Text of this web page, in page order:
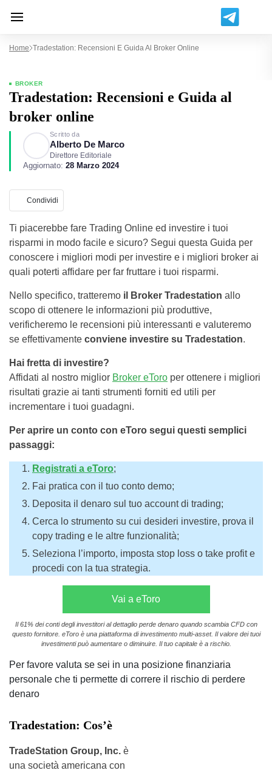
Home Tradestation: Recensioni E Guida Al Broker Online
BROKER
Tradestation: Recensioni e Guida al
broker online
Scritto da
Alberto De Marco
Direttore Editoriale
Aggiornato: 28 Marzo 2024
Condividi
Ti piacerebbe fare Trading Online ed investire i tuoi
risparmi in modo facile e sicuro? Segui questa Guida per
conoscere i migliori modi per investire e i migliori broker ai
quali poterti affidare per far fruttare i tuoi risparmi.
Nello specifico, tratteremo il Broker Tradestation allo
scopo di ottenere le informazioni più produttive,
verificheremo le recensioni più interessanti e valuteremo
se effettivamente conviene investire su Tradestation.
Hai fretta di investire?
Affidati al nostro miglior Broker eToro per ottenere i migliori
risultati grazie ai tanti strumenti forniti ed utili per
incrementare i tuoi guadagni.
Per aprire un conto con eToro segui questi semplici
passaggi:
Registrati a eToro;
Fai pratica con il tuo conto demo;
Deposita il denaro sul tuo account di trading;
Cerca lo strumento su cui desideri investire, prova il
copy trading e le altre funzionalità;
Seleziona l’importo, imposta stop loss o take profit e
procedi con la tua strategia.
Vai a eToro
Il 61% dei conti degli investitori al dettaglio perde denaro quando scambia CFD con
questo fornitore. eToro è una piattaforma di investimento multi-asset. Il valore dei tuoi
investimenti può aumentare o diminuire. Il tuo capitale è a rischio.
Per favore valuta se sei in una posizione finanziaria
personale che ti permette di correre il rischio di perdere
denaro
Tradestation: Cos’è
TradeStation Group, Inc. è
una società americana con